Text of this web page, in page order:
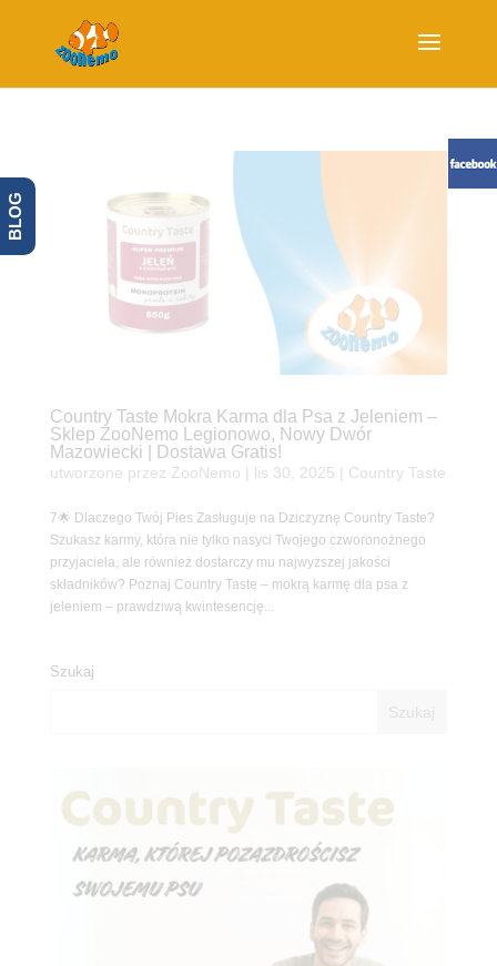
Country Taste Mokra Karma dla Psa z Jeleniem –
Sklep ZooNemo Legionowo, Nowy Dwór
Mazowiecki | Dostawa Gratis!
utworzone przez ZooNemo lis 30, 2025 Country Taste
7🌟 Dlaczego Twój Pies Zasługuje na Dziczyznę Country Taste?
Szukasz karmy, która nie tylko nasyci Twojego czworonożnego
przyjaciela, ale również dostarczy mu najwyższej jakości
składników? Poznaj Country Taste – mokrą karmę dla psa z
jeleniem – prawdziwą kwintesencję...
Szukaj
BLOG